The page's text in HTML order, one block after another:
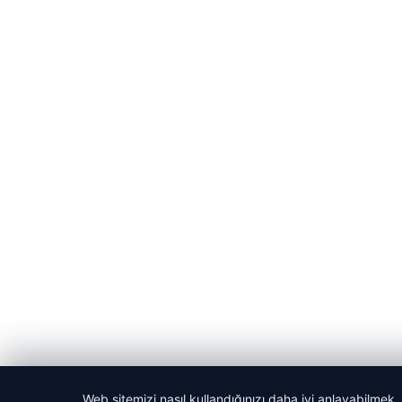
Web sitemizi nasıl kullandığınızı daha iyi